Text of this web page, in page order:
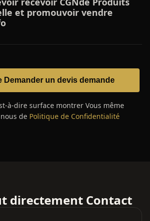
et promouvoir vendre
Demander un devis demande
à-dire surface montrer Vous même
de Politique de Confidentialité
directement Contact